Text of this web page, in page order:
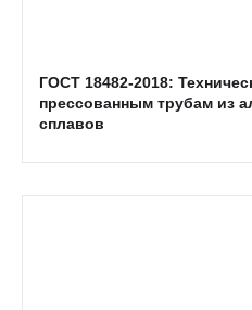
ГОСТ 18482-2018:
прессованным трубам из
сплавов